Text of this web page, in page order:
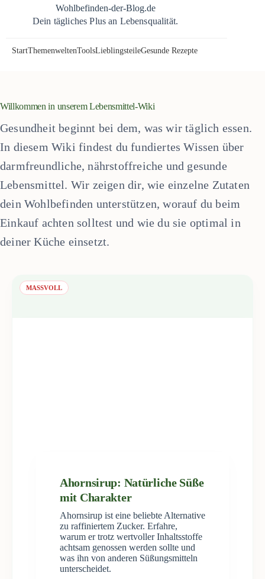
Wohlbefinden-der-Blog.de
Dein tägliches Plus an Lebensqualität.
StartThemenweltenToolsLieblingsteileGesunde Rezepte
Willkommen in unserem Lebensmittel-Wiki
Gesundheit beginnt bei dem, was wir täglich essen.
In diesem Wiki findest du fundiertes Wissen über
darmfreundliche, nährstoffreiche und gesunde
Lebensmittel. Wir zeigen dir, wie einzelne Zutaten
dein Wohlbefinden unterstützen, worauf du beim
Einkauf achten solltest und wie du sie optimal in
deiner Küche einsetzt.
MASSVOLL
Ahornsirup: Natürliche Süße
mit Charakter
Ahornsirup ist eine beliebte Alternative
zu raffiniertem Zucker. Erfahre,
warum er trotz wertvoller Inhaltsstoffe
achtsam genossen werden sollte und
was ihn von anderen Süßungsmitteln
unterscheidet.